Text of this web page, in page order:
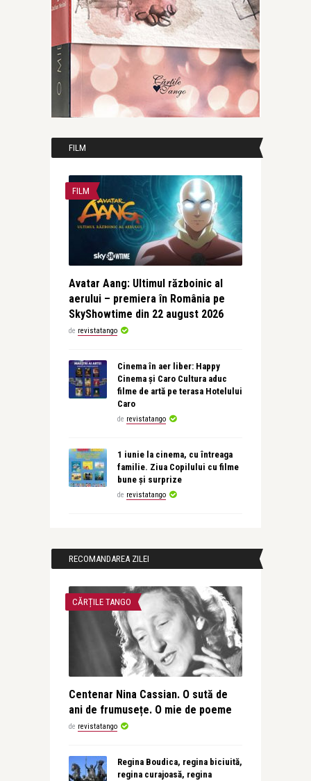
FILM
FILM
Avatar Aang: Ultimul războinic al
aerului – premiera în România pe
SkyShowtime din 22 august 2026
de revistatango
Cinema în aer liber: Happy
Cinema și Caro Cultura aduc
filme de artă pe terasa Hotelului
Caro
de revistatango
1 iunie la cinema, cu întreaga
familie. Ziua Copilului cu filme
bune și surprize
de revistatango
RECOMANDAREA ZILEI
CĂRȚILE TANGO
Centenar Nina Cassian. O sută de
ani de frumusețe. O mie de poeme
de revistatango
Regina Boudica, regina biciuită,
regina curajoasă, regina